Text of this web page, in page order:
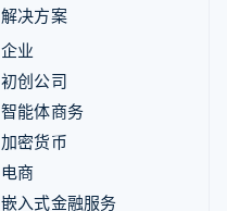
解决方案
企业
初创公司
智能体商务
加密货币
电商
嵌入式金融服务